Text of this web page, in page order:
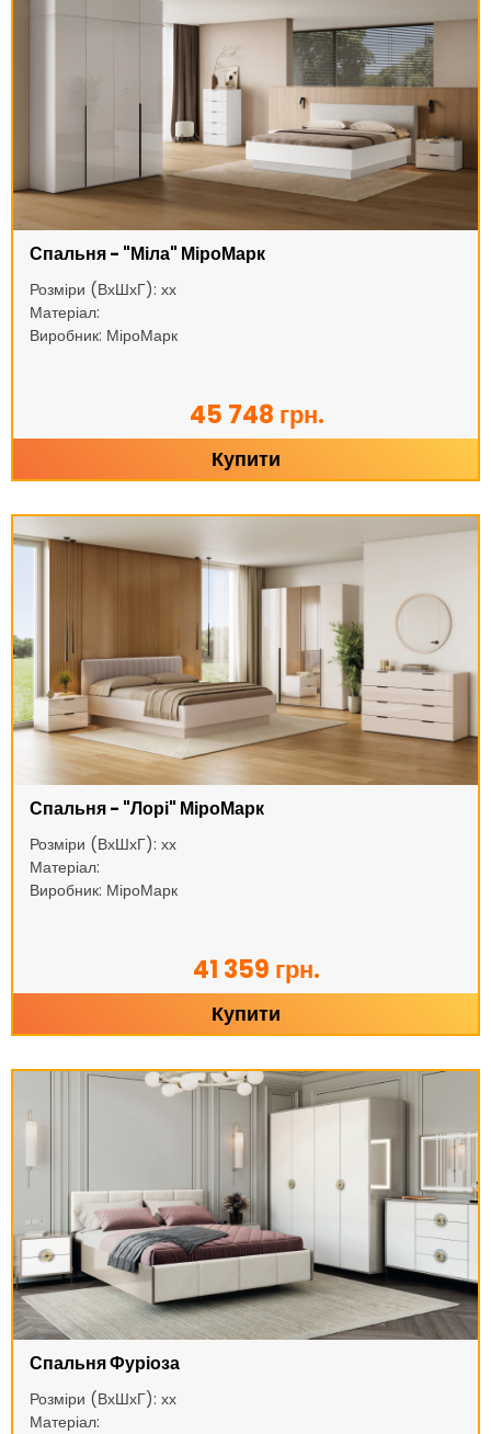
Спальня - "Міла" МіроМарк
Розміри (ВхШхГ): хх
Матеріал:
Виробник: МіроМарк
45 748 грн.
Купити
Спальня - "Лорі" МіроМарк
Розміри (ВхШхГ): хх
Матеріал:
Виробник: МіроМарк
41 359 грн.
Купити
Спальня Фуріоза
Розміри (ВхШхГ): хх
Матеріал: